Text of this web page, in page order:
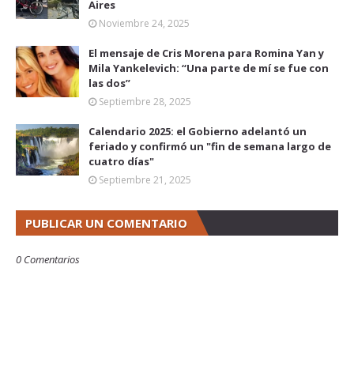
Aires
Noviembre 24, 2025
El mensaje de Cris Morena para Romina Yan y
Mila Yankelevich: “Una parte de mí se fue con
las dos”
Septiembre 28, 2025
Calendario 2025: el Gobierno adelantó un
feriado y confirmó un "fin de semana largo de
cuatro días"
Septiembre 21, 2025
PUBLICAR UN COMENTARIO
0 Comentarios